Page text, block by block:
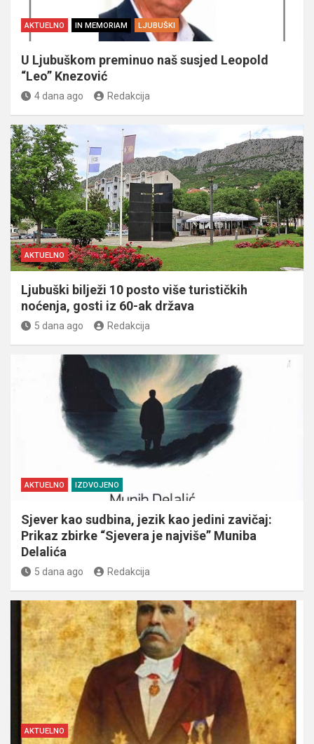
AKTUELNO IN MEMORIAM LJUBUŠKI
U Ljubuškom preminuo naš susjed Leopold
“Leo” Knezović
4 dana ago Redakcija
AKTUELNO
Ljubuški bilježi 10 posto više turističkih
noćenja, gosti iz 60-ak država
5 dana ago Redakcija
AKTUELNO IZDVOJENO
Sjever kao sudbina, jezik kao jedini zavičaj:
Prikaz zbirke “Sjevera je najviše” Muniba
Delalića
5 dana ago Redakcija
AKTUELNO